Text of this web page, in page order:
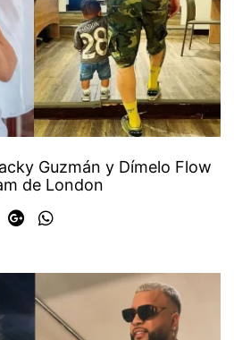
Guzmán y Dímelo Flow
de London